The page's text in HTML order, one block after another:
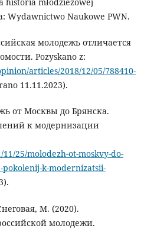
historia młodzieżowej
Wydawnictwo Naukowe PWN.
молодежь отличается
Pozyskano z:
articles/2018/12/05/788410-
11.11.2023).
от Москвы до Брянска.
к модернизации
25/molodezh-ot-moskvy-do-
k-modernizatsii-
М. (2020).
молодежи.